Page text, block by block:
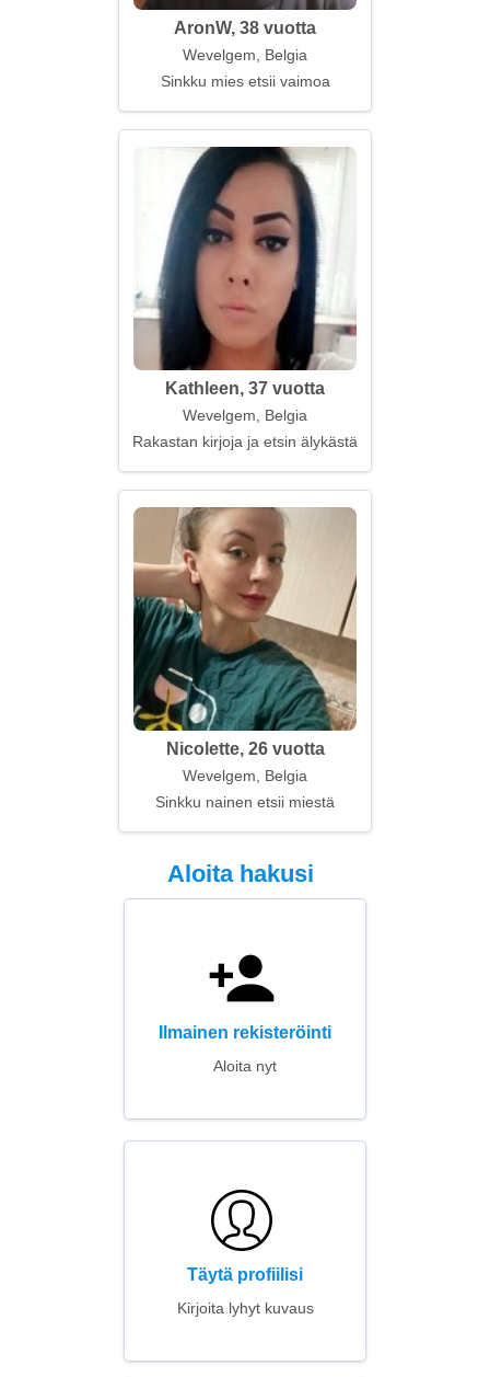
AronW, 38 vuotta
Wevelgem, Belgia
Sinkku mies etsii vaimoa
Kathleen, 37 vuotta
Wevelgem, Belgia
Rakastan kirjoja ja etsin älykästä
Nicolette, 26 vuotta
Wevelgem, Belgia
Sinkku nainen etsii miestä
Aloita hakusi
Ilmainen rekisteröinti
Aloita nyt
Täytä profiilisi
Kirjoita lyhyt kuvaus